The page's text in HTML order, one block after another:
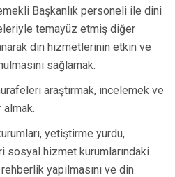
Başkanlık personeli ile dini
temayüz etmiş diğer
din hizmetlerinin etkin ve
sağlamak.
araştırmak, incelemek ve
almak.
yetiştirme yurdu,
sosyal hizmet kurumlarındaki
yapılmasını ve din